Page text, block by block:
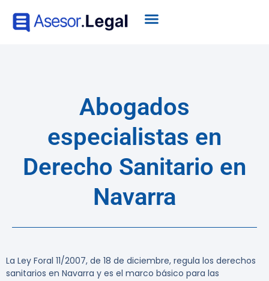
Abogados
especialistas en
Derecho Sanitario en
Navarra
La Ley Foral 11/2007, de 18 de diciembre, regula los derechos
sanitarios en Navarra y es el marco básico para las